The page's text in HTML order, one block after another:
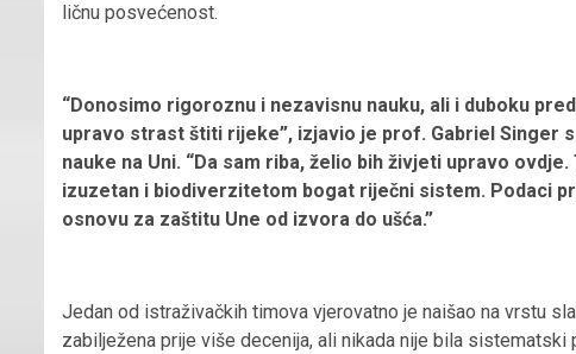
ličnu posvećenost.
“Donosimo rigoroznu i nezavisnu nauku, ali i duboku
upravo strast štiti rijeke”, izjavio je prof. Gabriel Singer
nauke na Uni. “Da sam riba, želio bih živjeti upravo
izuzetan i biodiverzitetom bogat riječni sistem. Podaci
osnovu za zaštitu Une od izvora do ušća.”
Jedan od istraživačkih timova vjerovatno je naišao na vrstu
zabilježena prije više decenija, ali nikada nije bila sistematski